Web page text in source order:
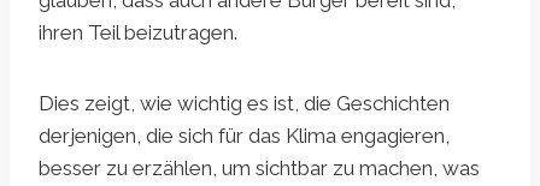
ihren Teil beizutragen.
Dies zeigt, wie wichtig es ist, die Geschichten
derjenigen, die sich für das Klima engagieren,
besser zu erzählen, um sichtbar zu machen, was